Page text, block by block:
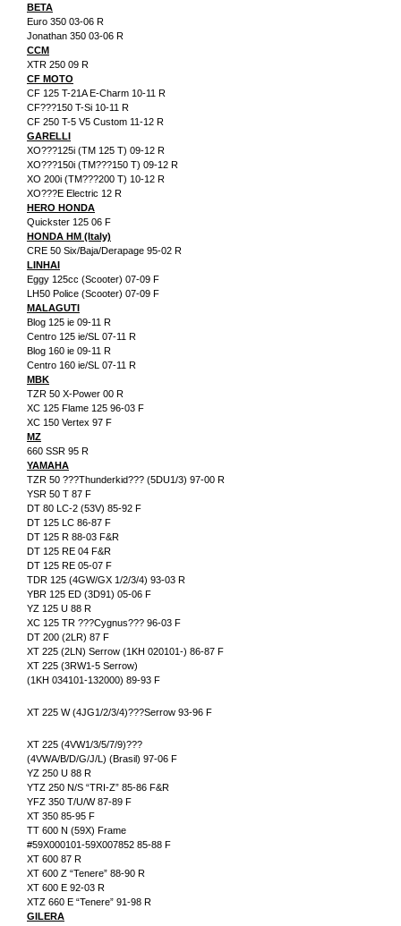
BETA
Euro 350 03-06 R
Jonathan 350 03-06 R
CCM
XTR 250 09 R
CF MOTO
CF 125 T-21A E-Charm 10-11 R
CF???150 T-Si 10-11 R
CF 250 T-5 V5 Custom 11-12 R
GARELLI
XO???125i (TM 125 T) 09-12 R
XO???150i (TM???150 T) 09-12 R
XO 200i (TM???200 T) 10-12 R
XO???E Electric 12 R
HERO HONDA
Quickster 125 06 F
HONDA HM (Italy)
CRE 50 Six/Baja/Derapage 95-02 R
LINHAI
Eggy 125cc (Scooter) 07-09 F
LH50 Police (Scooter) 07-09 F
MALAGUTI
Blog 125 ie 09-11 R
Centro 125 ie/SL 07-11 R
Blog 160 ie 09-11 R
Centro 160 ie/SL 07-11 R
MBK
TZR 50 X-Power 00 R
XC 125 Flame 125 96-03 F
XC 150 Vertex 97 F
MZ
660 SSR 95 R
YAMAHA
TZR 50 ???Thunderkid??? (5DU1/3) 97-00 R
YSR 50 T 87 F
DT 80 LC-2 (53V) 85-92 F
DT 125 LC 86-87 F
DT 125 R 88-03 F&R
DT 125 RE 04 F&R
DT 125 RE 05-07 F
TDR 125 (4GW/GX 1/2/3/4) 93-03 R
YBR 125 ED (3D91) 05-06 F
YZ 125 U 88 R
XC 125 TR ???Cygnus??? 96-03 F
DT 200 (2LR) 87 F
XT 225 (2LN) Serrow (1KH 020101-) 86-87 F
XT 225 (3RW1-5 Serrow)
(1KH 034101-132000) 89-93 F
XT 225 W (4JG1/2/3/4)???Serrow 93-96 F
XT 225 (4VW1/3/5/7/9)???
(4VWA/B/D/G/J/L) (Brasil) 97-06 F
YZ 250 U 88 R
YTZ 250 N/S “TRI-Z” 85-86 F&R
YFZ 350 T/U/W 87-89 F
XT 350 85-95 F
TT 600 N (59X) Frame
#59X000101-59X007852 85-88 F
XT 600 87 R
XT 600 Z “Tenere” 88-90 R
XT 600 E 92-03 R
XTZ 660 E “Tenere” 91-98 R
GILERA